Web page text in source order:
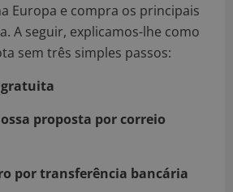
Europa e compra os principais
A seguir, explicamos-lhe como
sem três simples passos:
proposta por correio
por transferência bancária